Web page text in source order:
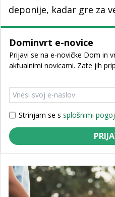
deponije, kadar gre za
Dominvrt e-novice
Prijavi se na e-novičke Dom in
aktualnimi novicami. Zate jih
Strinjam se s splošnimi